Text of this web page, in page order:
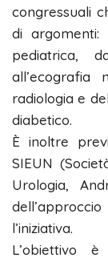
congressuali
di
pediatrica,
all’ecografia
radiologia e
diabetico.
È inoltre
SIEUN
Urologia,
l’iniziativa.
L’obiettivo